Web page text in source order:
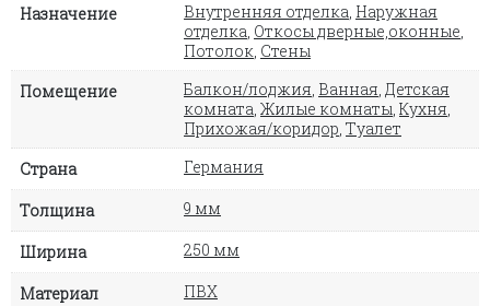
Назначение
Внутренняя отделка, Наружная
отделка, Откосы дверные,оконные,
Потолок, Стены
Помещение
Балкон/лоджия, Ванная, Детская
комната, Жилые комнаты, Кухня,
Прихожая/коридор, Туалет
Страна
Германия
Толщина 9 мм
Ширина 250 мм
Материал ПВХ